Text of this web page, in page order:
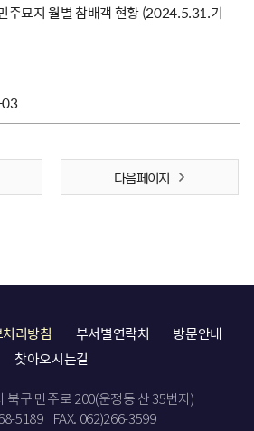
주묘지 월별 참배객 현황 (2024.5.31.기
다음 페이지
리방침 부서별연락처
방문안내
찾아오시는길
북구 민주로 200(운정동 산 35번지)
5189
FAX. 062)266-3599